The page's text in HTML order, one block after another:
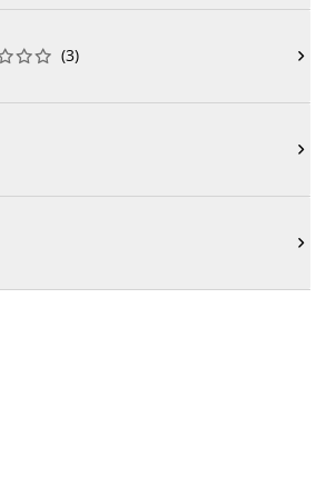


 (3) 

